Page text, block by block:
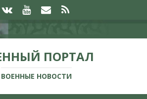
ПОРТАЛ
ВОЕННЫЕ НОВОСТИ